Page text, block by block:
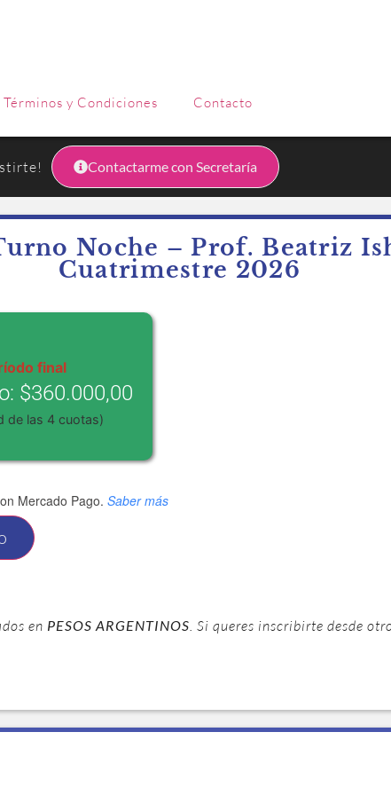
Términos y Condiciones Contacto
Contactarme con Secretaría
Noche – Prof. Beatriz
Cuatrimestre 2026
final
$360.000,00
de las 4 cuotas)
Mercado Pago. Saber más
en PESOS ARGENTINOS . Si queres inscribirte desde